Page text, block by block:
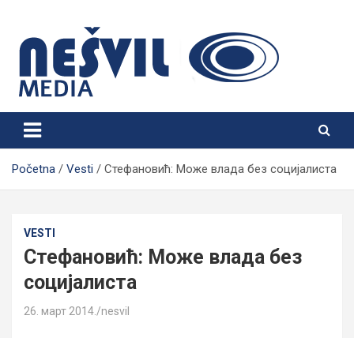
content
Nešvil Media Bogatić
Početna Vesti Стефановић: Може влада без социјалиста
VESTI
Стефановић: Може влада без
социјалиста
26. март 2014. nesvil